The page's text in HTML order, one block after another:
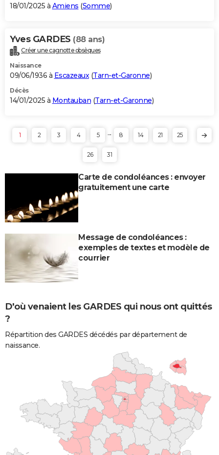
18/01/2025 à Amiens (Somme)
Yves GARDES (88 ans)
Créer une cagnotte obsèques
Naissance
09/06/1936 à Escazeaux (Tarn-et-Garonne)
Décès
14/01/2025 à Montauban (Tarn-et-Garonne)
1 2 3 4 5 ... 8 14 21 25
26 31
Carte de condoléances : envoyer
gratuitement une carte
Message de condoléances :
exemples de textes et modèle de
courrier
D'où venaient les GARDES qui nous ont quittés
?
Répartition des GARDES décédés par département de
naissance.